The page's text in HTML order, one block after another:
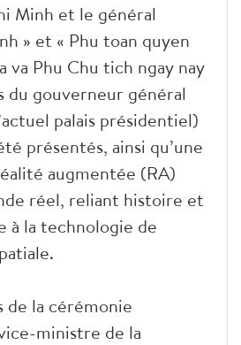
Minh et le général
» et « Phu toan quyen
va Phu Chu tich ngay nay
du gouverneur général
palais présidentiel)
présentés, ainsi qu’une
augmentée (RA)
réel, reliant histoire et
à la technologie de
de la cérémonie
ministre de la